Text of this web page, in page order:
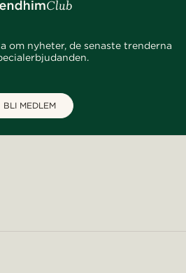
om nyheter, de senaste trenderna
BLI MEDLEM